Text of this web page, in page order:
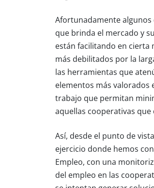
Afortunadamente
que brinda el mercado y
están facilitando en cierta
más debilitados por la
las herramientas que
elementos más valorados
trabajo que permitan
aquellas cooperativas
Así, desde el punto de
ejercicio donde hemos
Empleo, con una
del empleo en las